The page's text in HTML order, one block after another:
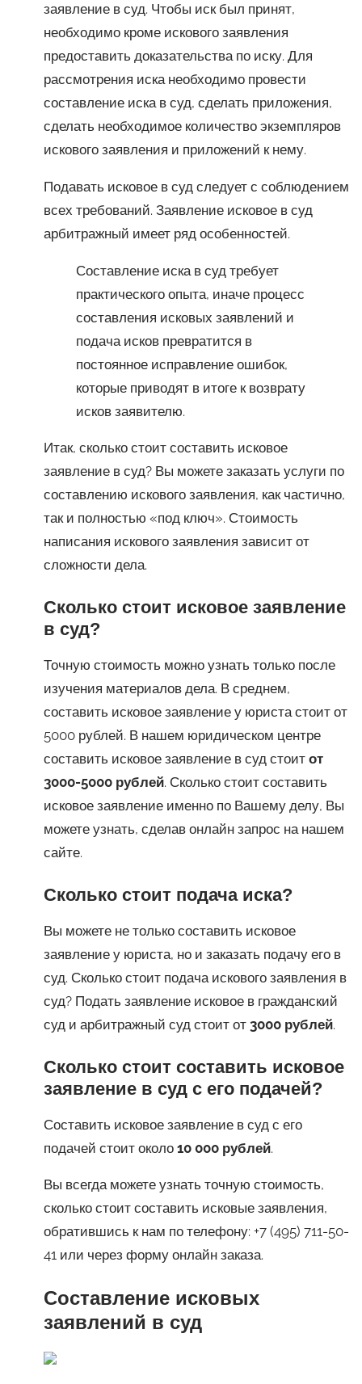
заявление в суд. Чтобы иск был принят,
необходимо кроме искового заявления
предоставить доказательства по иску. Для
рассмотрения иска необходимо провести
составление иска в суд, сделать приложения,
сделать необходимое количество экземпляров
искового заявления и приложений к нему.
Подавать исковое в суд следует с соблюдением
всех требований. Заявление исковое в суд
арбитражный имеет ряд особенностей.
Составление иска в суд требует
практического опыта, иначе процесс
составления исковых заявлений и
подача исков превратится в
постоянное исправление ошибок,
которые приводят в итоге к возврату
исков заявителю.
Итак, сколько стоит составить исковое
заявление в суд? Вы можете заказать услуги по
составлению искового заявления, как частично,
так и полностью «под ключ». Стоимость
написания искового заявления зависит от
сложности дела.
Сколько стоит исковое заявление
в суд?
Точную стоимость можно узнать только после
изучения материалов дела. В среднем,
составить исковое заявление у юриста стоит от
5000 рублей. В нашем юридическом центре
составить исковое заявление в суд стоит от
3000-5000 рублей. Сколько стоит составить
исковое заявление именно по Вашему делу, Вы
можете узнать, сделав онлайн запрос на нашем
сайте.
Сколько стоит подача иска?
Вы можете не только составить исковое
заявление у юриста, но и заказать подачу его в
суд. Сколько стоит подача искового заявления в
суд? Подать заявление исковое в гражданский
суд и арбитражный суд стоит от 3000 рублей.
Сколько стоит составить исковое
заявление в суд с его подачей?
Составить исковое заявление в суд с его
подачей стоит около 10 000 рублей.
Вы всегда можете узнать точную стоимость,
сколько стоит составить исковые заявления,
обратившись к нам по телефону: +7 (495) 711-50-
41 или через форму онлайн заказа.
Составление исковых
заявлений в суд